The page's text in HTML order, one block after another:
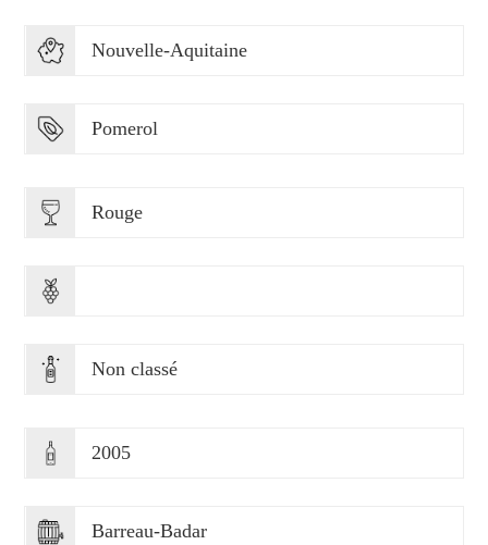
Nouvelle-Aquitaine
Pomerol
Rouge
Non classé
2005
Barreau-Badar